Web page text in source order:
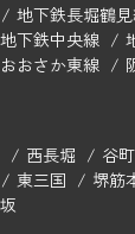
地下鉄長堀鶴
地下鉄中央線
おおさか東線
西長堀
谷
東三国 堺筋